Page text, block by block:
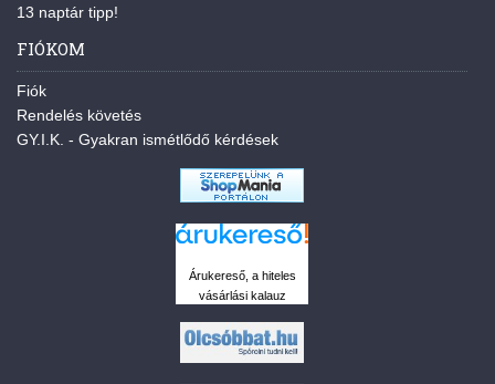
13 naptár tipp!
FIÓKOM
Fiók
Rendelés követés
GY.I.K. - Gyakran ismétlődő kérdések
Árukereső, a hiteles
vásárlási kalauz